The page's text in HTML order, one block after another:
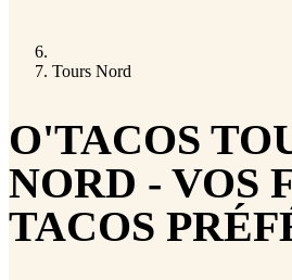
Tours Nord
O'TACOS
NORD - VOS
TACOS